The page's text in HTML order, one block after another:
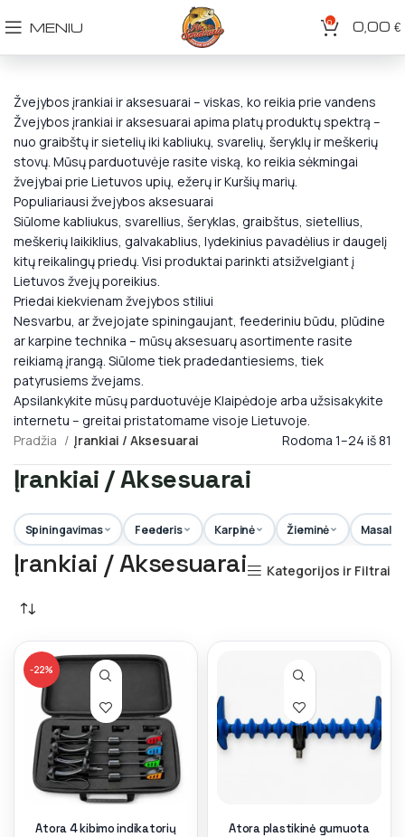
MENIU 0 0,00 €
Žvejybos įrankiai ir aksesuarai – viskas, ko reikia prie vandens
Žvejybos įrankiai ir aksesuarai apima platų produktų spektrą –
nuo graibštų ir sietelių iki kabliukų, svarelių, šeryklų ir meškerių
stovų. Mūsų parduotuvėje rasite viską, ko reikia sėkmingai
žvejybai prie Lietuvos upių, ežerų ir Kuršių marių.
Populiariausi žvejybos aksesuarai
Siūlome kabliukus, svarellius, šeryklas, graibštus, sietellius,
meškerių laikiklius, galvakablius, lydekinius pavadėlius ir daugelį
kitų reikalingų priedų. Visi produktai parinkti atsižvelgiant į
Lietuvos žvejų poreikius.
Priedai kiekvienam žvejybos stiliui
Nesvarbu, ar žvejojate spiningaujant, feederiniu būdu, plūdine
ar karpine technika – mūsų aksesuarų asortimente rasite
reikiamą įrangą. Siūlome tiek pradedantiesiems, tiek
patyrusiems žvejams.
Apsilankykite mūsų parduotuvėje Klaipėdoje arba užsisakykite
internetu – greitai pristatomame visoje Lietuvoje.
Pradžia
Įrankiai / Aksesuarai Rodoma 1–24 iš 81
Įrankiai / Aksesuarai
Spiningavimas Feederis Karpinė Žieminė Masalai
Įrankiai / Aksesuarai Kategorijos ir Filtrai
-22%
Atora 4 kibimo indikatorių
Atora plastikinė gumuota